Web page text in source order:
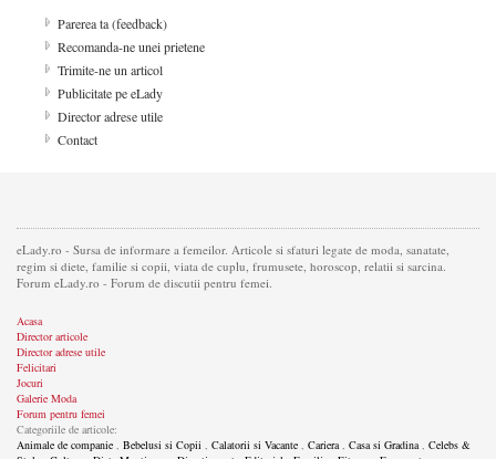
Parerea ta (feedback)
Recomanda-ne unei prietene
Trimite-ne un articol
Publicitate pe eLady
Director adrese utile
Contact
eLady.ro - Sursa de informare a femeilor. Articole si sfaturi legate de moda, sanatate,
regim si diete, familie si copii, viata de cuplu, frumusete, horoscop, relatii si sarcina.
Forum eLady.ro - Forum de discutii pentru femei.
Acasa
Director articole
Director adrese utile
Felicitari
Jocuri
Galerie Moda
Forum pentru femei
Categoriile de articole:
Animale de companie , Bebelusi si Copii , Calatorii si Vacante , Cariera, Casa si Gradina, Celebs &